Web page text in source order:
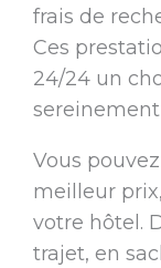
frais de
Ces
24/24 un
Vous
meilleur
votre hôtel.
trajet, en